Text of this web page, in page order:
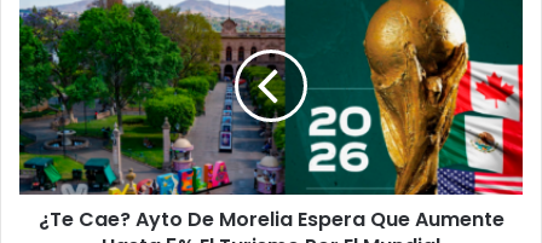
Cae?
Ayto
De
Morelia
Espera
Que
Aumente
Hasta
¿Te Cae? Ayto De Morelia Espera Que Aumente